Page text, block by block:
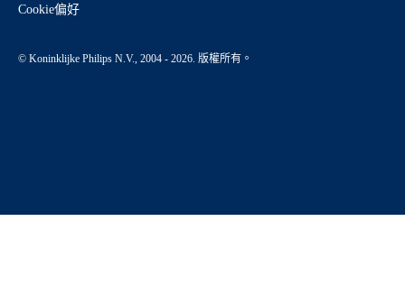
Cookie偏好
© Koninklijke Philips N.V., 2004 - 2026. 版權所有。